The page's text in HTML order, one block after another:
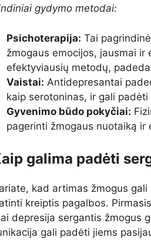
gydymo metodai:
Psichoterapija: Tai
žmogaus emocijos, jausmai ir
efektyviausių metodų,
Vaistai: Antidepresantai
kaip serotoninas, ir gali
Gyvenimo būdo pokyčiai:
pagerinti žmogaus nuotaiką ir
galima padėti
kad artimas žmogus
kreiptis pagalbos.
depresija sergantis žmogus
gali padėti jiems